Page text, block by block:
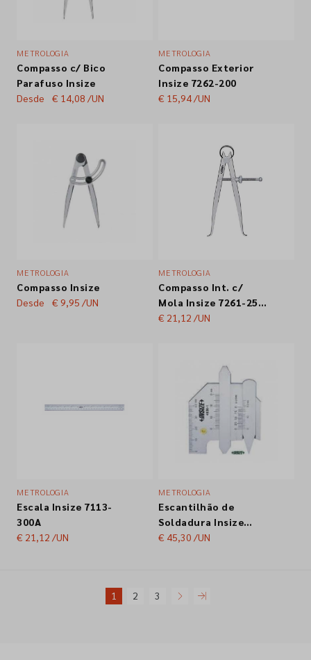
METROLOGIA
Compasso c/ Bico
Parafuso Insize
Desde
€ 14,08 /UN
METROLOGIA
Compasso Exterior
Insize 7262-200
€ 15,94/UN
METROLOGIA
Compasso Insize
Desde
€ 9,95 /UN
METROLOGIA
Compasso Int. c/
Mola Insize 7261-250
250mm
€ 21,12 /UN
METROLOGIA
Escala Insize 7113-
300A
€ 21,12 /UN
METROLOGIA
Escantilhão de
Soldadura Insize
4838-1
€ 45,30 /UN
1 2 3